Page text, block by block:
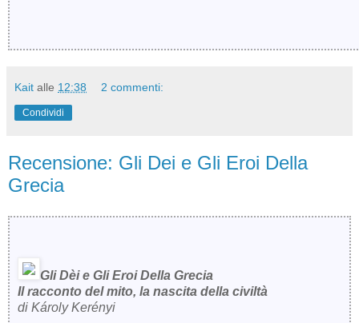
Kait alle 12:38 2 commenti:
Condividi
Recensione: Gli Dei e Gli Eroi Della
Grecia
Gli Dèi e Gli Eroi Della Grecia
Il racconto del mito, la nascita della civiltà
di Károly Kerényi